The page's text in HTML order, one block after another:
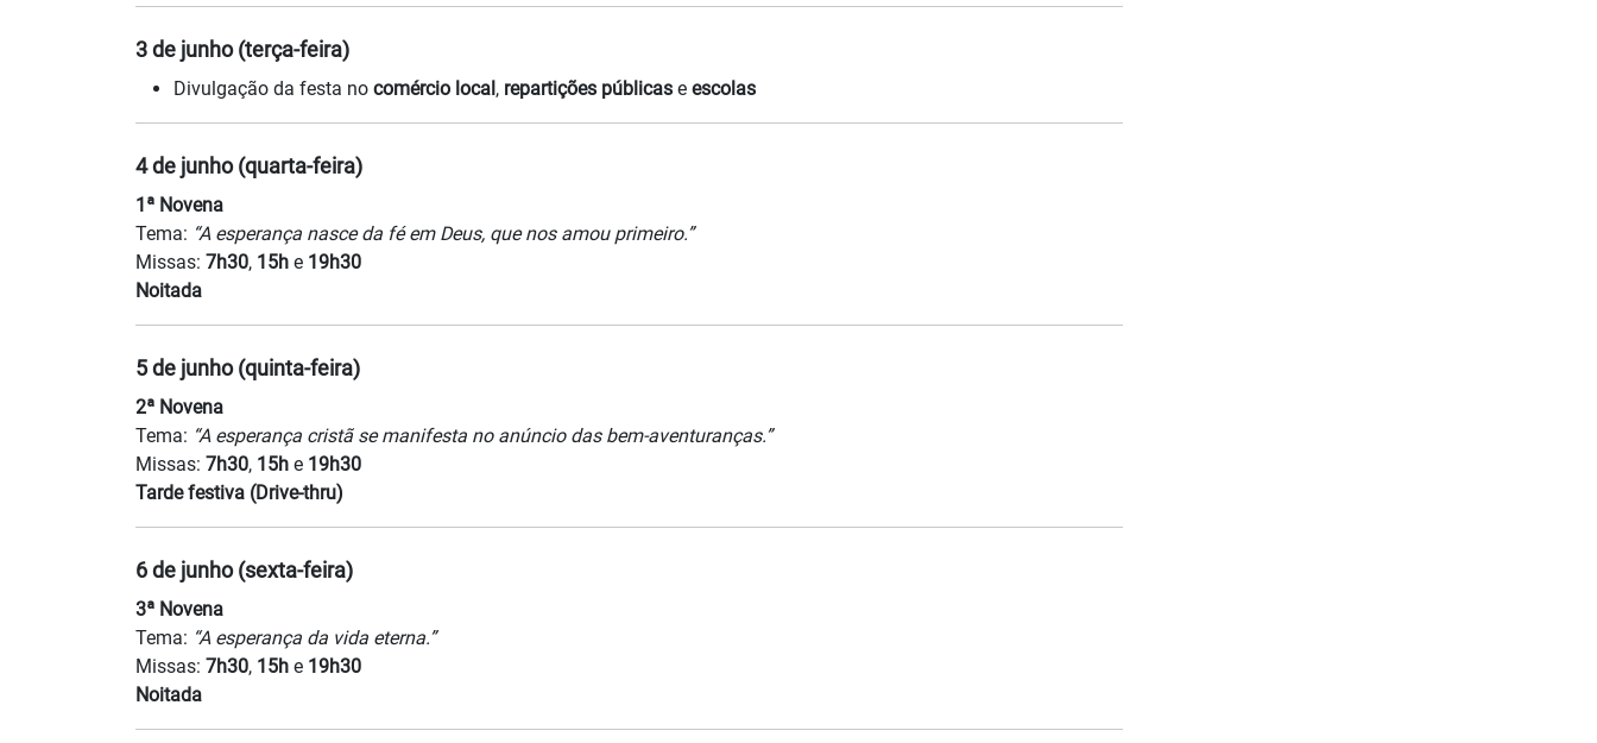
3 de junho (terça-feira)
Divulgação da festa no comércio local, repartições públicas e escolas
4 de junho (quarta-feira)
1ª Novena
Tema: “A esperança nasce da fé em Deus, que nos amou primeiro.”
Missas: 7h30, 15h e 19h30
Noitada
5 de junho (quinta-feira)
2ª Novena
Tema: “A esperança cristã se manifesta no anúncio das bem-aventuranças.”
Missas: 7h30, 15h e 19h30
Tarde festiva (Drive-thru)
6 de junho (sexta-feira)
3ª Novena
Tema: “A esperança da vida eterna.”
Missas: 7h30, 15h e 19h30
Noitada